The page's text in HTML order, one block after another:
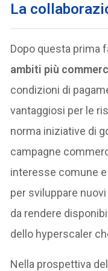
La
Dopo questa prima
ambiti più
condizioni di
vantaggiosi per le
norma iniziative di
campagne
interesse comune
per sviluppare nuovi
da rendere
dello hyperscaler
Nella prospettiva